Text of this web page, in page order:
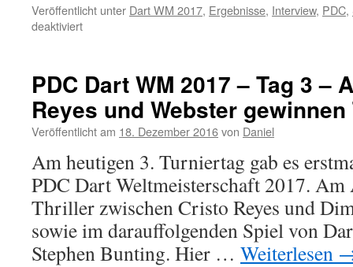
Veröffentlicht unter Dart WM 2017, Ergebnisse, Interview, PDC,
deaktiviertfür
2017
–
Tag
4
Nachmittag:
Chris
gelingt
Debüt
PDC Dart WM 2017 – Tag 3 –
Reyes und Webster
Veröffentlicht am 18. Dezember 2016von Daniel
Am heutigen 3. Turniertag gab es
PDC Dart Weltmeisterschaft 2017. Am
Thriller zwischen Cristo Reyes und
sowie im darauffolgenden Spiel von
Stephen Bunting. Hier … Weiterlesen